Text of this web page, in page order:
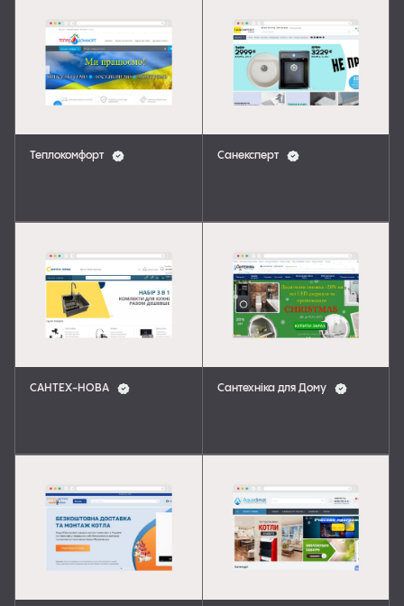
Теплокомфорт Санексперт
САНТЕХ-НОВА Сантехніка для Дому